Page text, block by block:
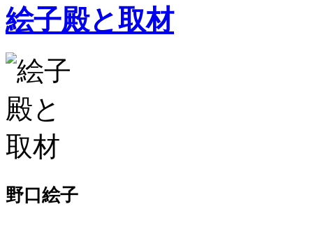
絵子殿と取材
野口絵子